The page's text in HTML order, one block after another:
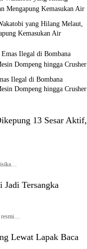
yang Hilang Melaut,
Kemasukan Air
Ilegal di Bombana
Dompeng hingga Crusher
13 Sesar Aktif,
Jadi Tersangka
resmi…
Lewat Lapak Baca